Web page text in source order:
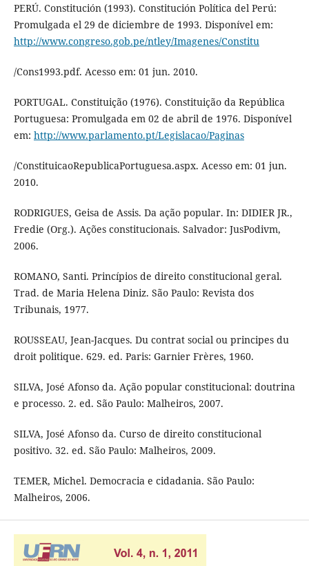
PERÚ. Constitución (1993). Constitución Política del Perú:
Promulgada el 29 de diciembre de 1993. Disponível em:
http://www.congreso.gob.pe/ntley/Imagenes/Constitu
/Cons1993.pdf. Acesso em: 01 jun. 2010.
PORTUGAL. Constituição (1976). Constituição da República
Portuguesa: Promulgada em 02 de abril de 1976. Disponível
em: http://www.parlamento.pt/Legislacao/Paginas
/ConstituicaoRepublicaPortuguesa.aspx. Acesso em: 01 jun.
2010.
RODRIGUES, Geisa de Assis. Da ação popular. In: DIDIER JR.,
Fredie (Org.). Ações constitucionais. Salvador: JusPodivm,
2006.
ROMANO, Santi. Princípios de direito constitucional geral.
Trad. de Maria Helena Diniz. São Paulo: Revista dos
Tribunais, 1977.
ROUSSEAU, Jean-Jacques. Du contrat social ou principes du
droit politique. 629. ed. Paris: Garnier Frères, 1960.
SILVA, José Afonso da. Ação popular constitucional: doutrina
e processo. 2. ed. São Paulo: Malheiros, 2007.
SILVA, José Afonso da. Curso de direito constitucional
positivo. 32. ed. São Paulo: Malheiros, 2009.
TEMER, Michel. Democracia e cidadania. São Paulo:
Malheiros, 2006.